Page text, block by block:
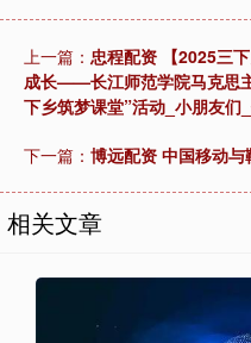
上一篇： 忠程配资 【2025三
成长——长江师范学院马克思
下乡筑梦课堂”活动_小朋友们
下一篇： 博远配资 中国移动
相关文章